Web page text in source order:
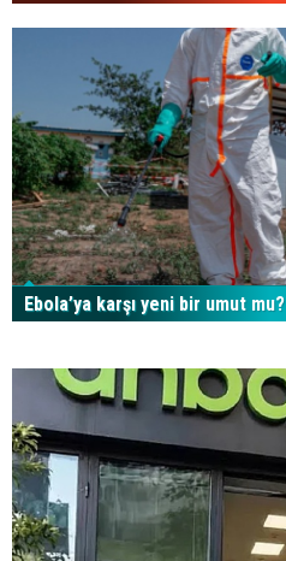
Ebola’ya karşı yeni bir umut mu?